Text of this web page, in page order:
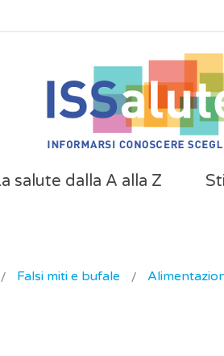
salute dalla A alla Z
Falsi miti e bufale